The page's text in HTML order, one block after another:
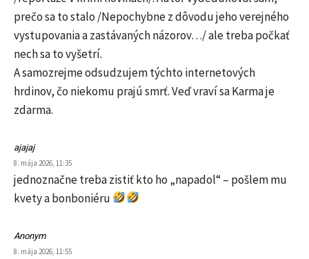
prečo sa to stalo /Nepochybne z dôvodu jeho verejného
vystupovania a zastávaných názorov…/ ale treba počkať
nech sa to vyšetrí.
A samozrejme odsudzujem týchto internetových
hrdinov, čo niekomu prajú smrť. Veď vraví sa Karma je
zdarma.
ajajaj
8. mája 2026, 11:35
jednoznačne treba zistiť kto ho „napadol“ – pošlem mu
kvety a bonboniéru
Anonym
8. mája 2026, 11:55